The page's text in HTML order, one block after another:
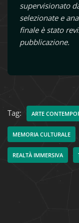
supervisionato
selezionate e
finale è stato
pubblicazione.
Tag: ARTE
MEMORIA CULTURALE
REALTÀ IMMERSIVA